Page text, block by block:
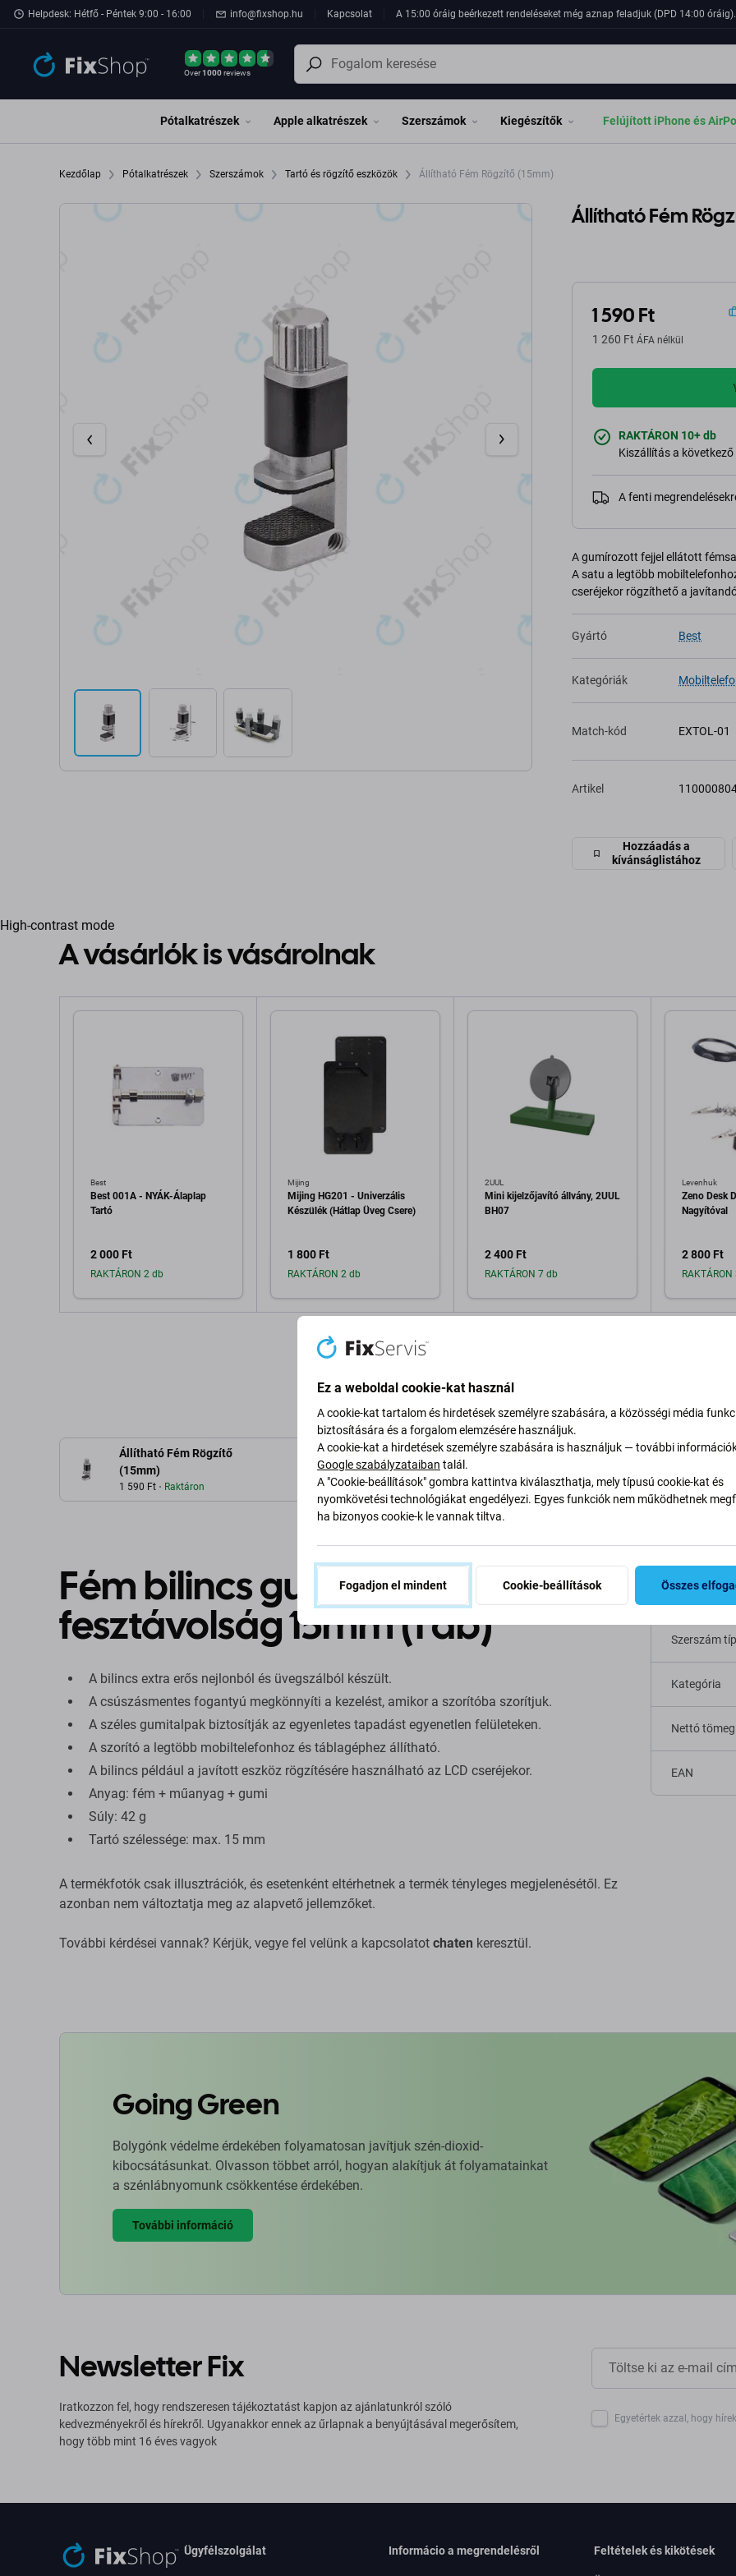
Ugrás az oldal fő részéhez
Helpdesk: Hétfő - Péntek 9:00 - 16:00 info@fixshop.hu Kapcsolat A 15:00 óráig beérkezett rendeléseket még aznap feladjuk (DPD 14:00
Over1000reviews
Pótalkatrészek Apple alkatrészek Szerszámok Kiegészítők Felújított iPhone és
Kezdőlap Pótalkatrészek Szerszámok Tartó és rögzítő eszközök Állítható Fém Rögzítő (15mm)
Állítható Fém
1 590 Ft
1 260 Ft ÁFA nélkül
RAKTÁRON 10+ db
Kiszállítás a
A fenti
A gumírozott fejjel ellátott
A satu a legtöbb
cseréjekor rögzíthető a
Gyártó Best
Kategóriák
Match-kód EXTOL-01
Artikel
Hozzáadás a
kívánságlistához
High-contrast mode
A vásárlók is vásárolnak
Best
Best 001A - NYÁK-Álaplap
Tartó
2 000 Ft
RAKTÁRON 2 db
Hozzáadás a kosárhoz
Mijing
Mijing HG201 - Univerzális
Készülék (Hátlap Üveg Csere)
1 800 Ft
RAKTÁRON 2 db
2UUL
Mini kijelzőjavító állvány, 2UUL
BH07
2 400 Ft
RAKTÁRON 7 db
Levenhuk
Zeno Desk
Nagyítóval
2 800 Ft
Állítható Fém Rögzítő
(15mm)
1 590 Ft Raktáron
Leírás és specifikáció
Fém bilincs gumitöméssel,
fesztávolság 15mm (1 db)
A bilincs extra erős nejlonból és üvegszálból készült.
A csúszásmentes fogantyú megkönnyíti a kezelést, amikor a szorítóba szorítjuk.
A széles gumitalpak biztosítják az egyenletes tapadást egyenetlen felületeken.
A szorító a legtöbb mobiltelefonhoz és táblagéphez állítható.
A bilincs például a javított eszköz rögzítésére használható az LCD cseréjekor.
Anyag: fém + műanyag + gumi
Súly: 42 g
Tartó szélessége: max. 15 mm
A termékfotók csak illusztrációk, és esetenként eltérhetnek a termék tényleges megjelenésétől. Ez
azonban nem változtatja meg az alapvető jellemzőket.
További kérdései vannak? Kérjük, vegye fel velünk a kapcsolatot chaten keresztül.
Szerszám
Kategória
Nettó
EAN
Going Green
Bolygónk védelme érdekében folyamatosan javítjuk szén-dioxid-
kibocsátásunkat. Olvasson többet arról, hogyan alakítjuk át folyamatainkat
a szénlábnyomunk csökkentése érdekében.
További információ
Newsletter Fix
Iratkozzon fel, hogy rendszeresen tájékoztatást kapjon az ajánlatunkról szóló
kedvezményekről és hírekről. Ugyanakkor ennek az űrlapnak a benyújtásával megerősítem,
hogy több mint 16 éves vagyok
Egyetértek azzal, hogy
Ügyfélszolgálat Informácio a megrendelésről Feltételek és kikötések
Ez a weboldal cookie-kat használ
A cookie-kat tartalom és hirdetések személyre szabására, a közösségi média
biztosítására és a forgalom elemzésére használjuk.
A cookie-kat a hirdetések személyre szabására is használjuk — további
Google szabályzataiban talál.
A "Cookie-beállítások" gombra kattintva kiválaszthatja, mely típusú cookie-kat és
nyomkövetési technológiákat engedélyezi. Egyes funkciók nem működhetnek
ha bizonyos cookie-k le vannak tiltva.
Fogadjon el mindent Cookie-beállítások Összes